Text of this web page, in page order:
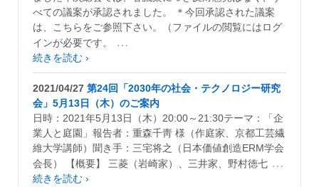
べての議案が承認されました。 ＊今回承認された議案
は、こちらをご参照下さい。（ファイルの閲覧にはログ
インが必要です。
…
続きを読む ›
2021/04/27 第24回「2030年の社会・テクノロジー研究
会」5月13日（木）のご案内
日時：2021年5月13日（木）20:00～21:30テーマ：「企
業人と庭園」報告者：重森千靑 様（作庭家、京都工芸繊
維大学講師）聞き手：三宅将之（日本価値創造ERM学会
会長） 【概要】 三菱（岩崎家）、三井家、野村徳七 …
続きを読む ›